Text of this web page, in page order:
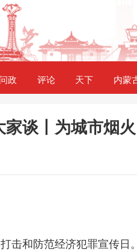
问政 评论 天下 内蒙
家谈丨为城市烟
击和防范经济犯罪宣传